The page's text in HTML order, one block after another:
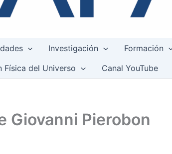
Investigación Formación
Física del Universo
Canal YouTube
Giovanni Pierobon